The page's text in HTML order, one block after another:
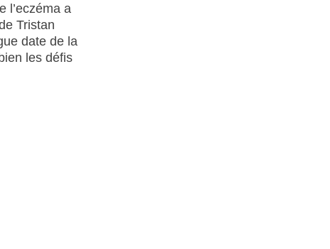
l’eczéma a
Tristan
date de la
les défis